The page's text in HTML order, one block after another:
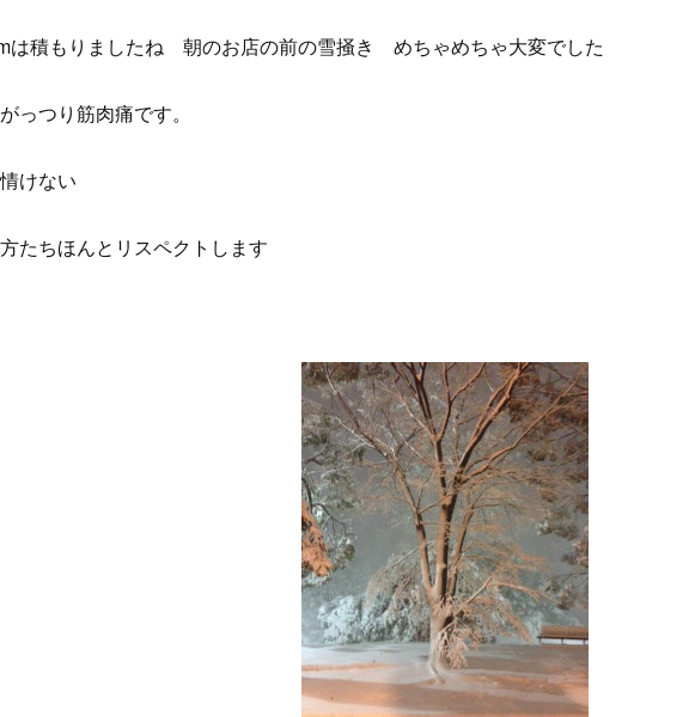
は積もりましたね 朝のお店の前の雪掻き めちゃめちゃ大変でした
っつり筋肉痛です。
けない
たちほんとリスペクトします